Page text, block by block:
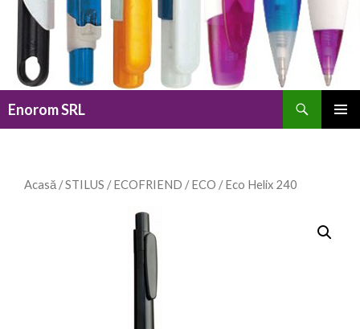
Enorom SRL
Acasă /STILUS /ECOFRIEND /ECO / Eco Helix 240